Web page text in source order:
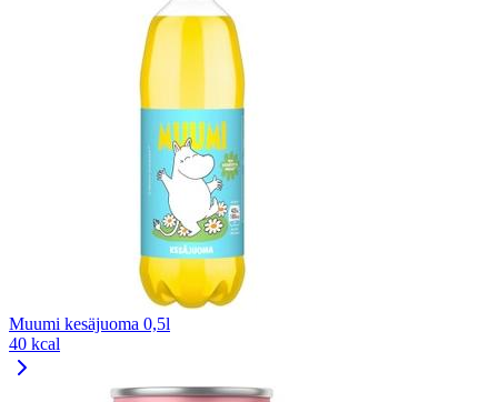
Muumi kesäjuoma 0,5l
40 kcal